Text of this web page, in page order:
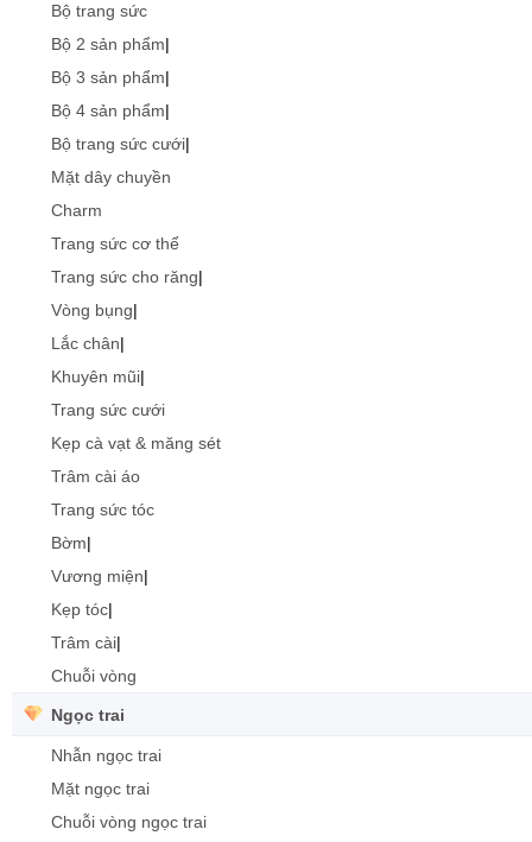
Bộ trang sức
Bộ 2 sản phẩm|
Bộ 3 sản phẩm|
Bộ 4 sản phẩm|
Bộ trang sức cưới|
Mặt dây chuyền
Charm
Trang sức cơ thể
Trang sức cho răng|
Vòng bụng|
Lắc chân|
Khuyên mũi|
Trang sức cưới
Kẹp cà vạt & măng sét
Trâm cài áo
Trang sức tóc
Bờm|
Vương miện|
Kẹp tóc|
Trâm cài|
Chuỗi vòng
Ngọc trai
Nhẫn ngọc trai
Mặt ngọc trai
Chuỗi vòng ngọc trai